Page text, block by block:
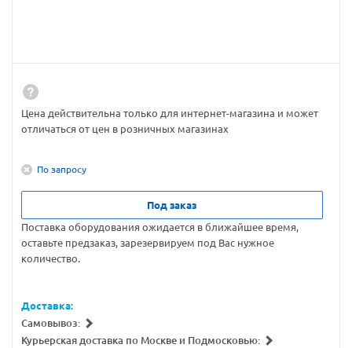
Цена действительна только для интернет-магазина и может
отличаться от цен в розничных магазинах
По запросу
Под заказ
Поставка оборудования ожидается в ближайшее время,
оставьте предзаказ, зарезервируем под Вас нужное
количество.
Доставка:
Самовывоз:
Курьерская доставка по Москве и Подмосковью: